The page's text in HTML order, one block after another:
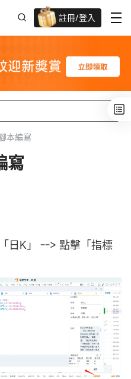
註冊/登入
迎新驚喜賞 股票/BTC等任你揀!
本編寫
寫
日K」 --> 點擊「指標